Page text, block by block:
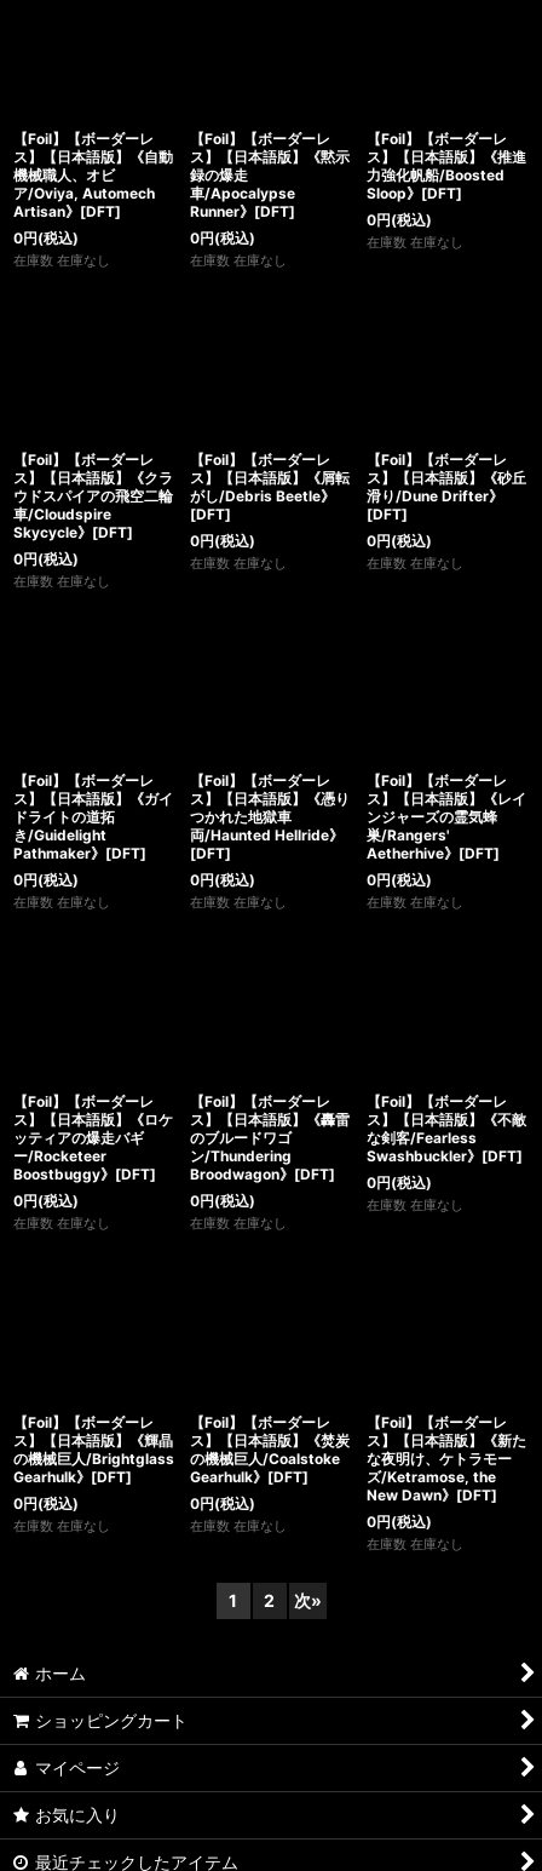
【Foil】【ボーダーレ
ス】【日本語版】《自動
機械職人、オビ
ア/Oviya, Automech
Artisan》[DFT]
0円(税込)
在庫数 在庫なし
【Foil】【ボーダーレ
ス】【日本語版】《黙示
録の爆走
車/Apocalypse
Runner》[DFT]
0円(税込)
在庫数 在庫なし
【Foil】【ボーダーレ
ス】【日本語版】《推進
力強化帆船/Boosted
Sloop》[DFT]
0円(税込)
在庫数 在庫なし
【Foil】【ボーダーレ
ス】【日本語版】《クラ
ウドスパイアの飛空二輪
車/Cloudspire
Skycycle》[DFT]
0円(税込)
在庫数 在庫なし
【Foil】【ボーダーレ
ス】【日本語版】《屑転
がし/Debris Beetle》
[DFT]
0円(税込)
在庫数 在庫なし
【Foil】【ボーダーレ
ス】【日本語版】《砂丘
滑り/Dune Drifter》
[DFT]
0円(税込)
在庫数 在庫なし
【Foil】【ボーダーレ
ス】【日本語版】《ガイ
ドライトの道拓
き/Guidelight
Pathmaker》[DFT]
0円(税込)
在庫数 在庫なし
【Foil】【ボーダーレ
ス】【日本語版】《憑り
つかれた地獄車
両/Haunted Hellride》
[DFT]
0円(税込)
在庫数 在庫なし
【Foil】【ボーダーレ
ス】【日本語版】《レイ
ンジャーズの霊気蜂
巣/Rangers'
Aetherhive》[DFT]
0円(税込)
在庫数 在庫なし
【Foil】【ボーダーレ
ス】【日本語版】《ロケ
ッティアの爆走バギ
ー/Rocketeer
Boostbuggy》[DFT]
0円(税込)
在庫数 在庫なし
【Foil】【ボーダーレ
ス】【日本語版】《轟雷
のブルードワゴ
ン/Thundering
Broodwagon》[DFT]
0円(税込)
在庫数 在庫なし
【Foil】【ボーダーレ
ス】【日本語版】《不敵
な剣客/Fearless
Swashbuckler》[DFT]
0円(税込)
在庫数 在庫なし
【Foil】【ボーダーレ
ス】【日本語版】《輝晶
の機械巨人/Brightglass
Gearhulk》[DFT]
0円(税込)
在庫数 在庫なし
【Foil】【ボーダーレ
ス】【日本語版】《焚炭
の機械巨人/Coalstoke
Gearhulk》[DFT]
0円(税込)
在庫数 在庫なし
【Foil】【ボーダーレ
ス】【日本語版】《新た
な夜明け、ケトラモー
ズ/Ketramose, the
New Dawn》[DFT]
0円(税込)
在庫数 在庫なし
1 2 次»
ホーム
ショッピングカート
マイページ
お気に入り
最近チェックしたアイテム